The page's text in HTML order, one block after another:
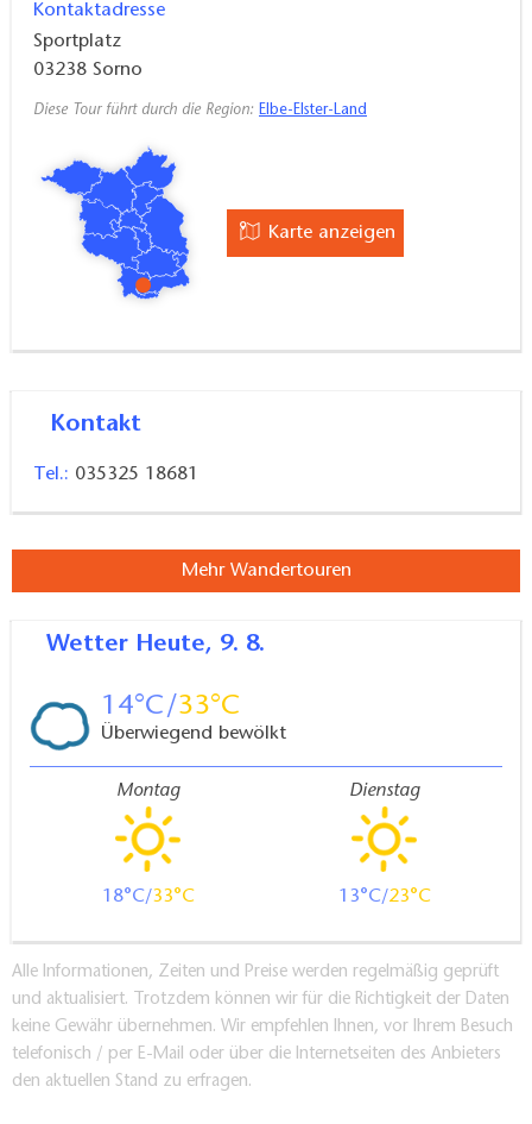
Kontaktadresse
Sportplatz
03238 Sorno
Diese Tour führt durch die Region: Elbe-Elster-Land
Karte anzeigen
Kontakt
Tel.: 035325 18681
Mehr Wandertouren
Wetter Heute, 9. 8.
14 33
Überwiegend bewölkt
Montag
18 33
Dienstag
13 23
Alle Informationen, Zeiten und Preise werden regelmäßig geprüft
und aktualisiert. Trotzdem können wir für die Richtigkeit der Daten
keine Gewähr übernehmen. Wir empfehlen Ihnen, vor Ihrem Besuch
telefonisch / per E-Mail oder über die Internetseiten des Anbieters
den aktuellen Stand zu erfragen.